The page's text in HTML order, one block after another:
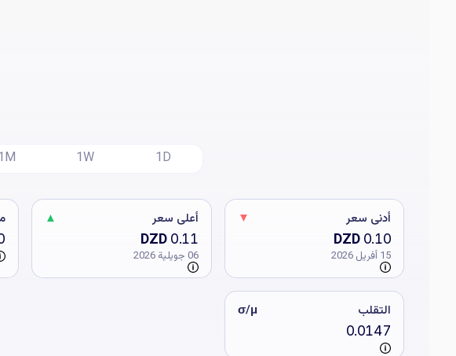
1D
1W
1M
أدنى سعر ▼
0.10
DZD
15 أفريل 2026
أعلى سعر ▲
0.11
06 جويلية 2026
التقلب σ/μ
0.0147